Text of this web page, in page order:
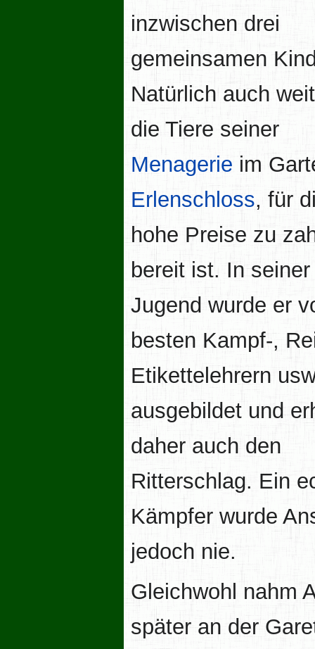
inzwischen drei
gemeinsamen
Natürlich auch
die Tiere seiner
Menagerie im
Erlenschloss, für
hohe Preise zu
bereit ist. In seiner
Jugend wurde er
besten Kampf-,
Etikettelehrern
ausgebildet und
daher auch den
Ritterschlag. Ein
Kämpfer wurde
jedoch nie.
Gleichwohl nahm
später an der